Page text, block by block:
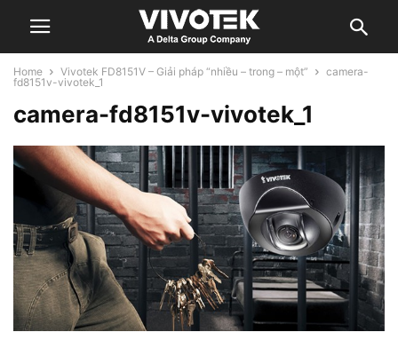
Home Vivotek FD8151V – Giải pháp “nhiều – trong – một”
camera-
fd8151v-vivotek_1
camera-fd8151v-vivotek_1